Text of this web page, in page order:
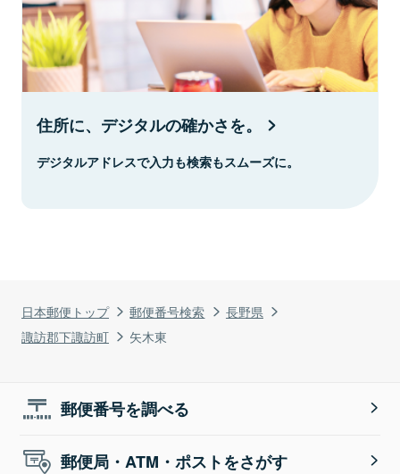
日本郵便トップ 郵便番号検索
長野県
諏訪郡下諏訪町
矢木東
住所に、デジタルの確かさを。
デジタルアドレスで入力も検索もスムーズに。
郵便番号を調べる
郵便局・ATM・ポストをさがす